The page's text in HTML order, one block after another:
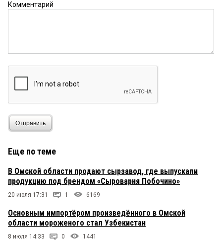
Комментарий
Отправить
Еще по теме
В Омской области продают сырзавод, где выпускали
продукцию под брендом «Сыроварня Побочино»
20 июля 17:31 1 6169
Основным импортёром произведённого в Омской
области мороженого стал Узбекистан
8 июля 14:33 0 1441